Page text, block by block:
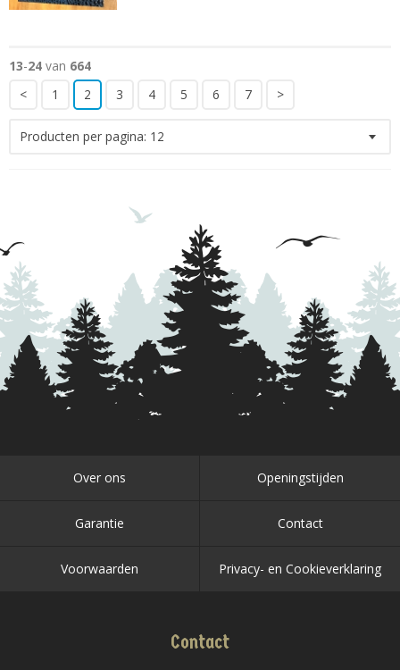
13-24 van 664
<
1 2 3 4 5 6 7 >
Producten per pagina: 12
Over ons Openingstijden
Garantie Contact
Voorwaarden Privacy- en Cookieverklaring
Contact